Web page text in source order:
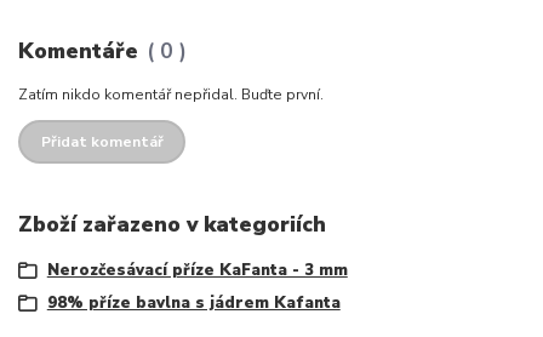
Komentáře 0
Zatím nikdo komentář nepřidal. Buďte první.
Přidat komentář
Zboží zařazeno v kategoriích
Nerozčesávací příze KaFanta - 3 mm
98% příze bavlna s jádrem Kafanta